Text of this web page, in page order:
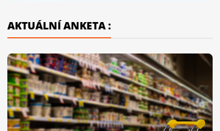
AKTUÁLNÍ ANKETA :